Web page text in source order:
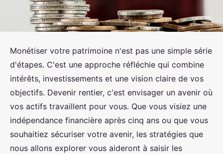
Monétiser votre patrimoine n'est pas une simple série
d'étapes. C'est une approche réfléchie qui combine
intérêts, investissements et une vision claire de vos
objectifs. Devenir rentier, c'est envisager un avenir où
vos actifs travaillent pour vous. Que vous visiez une
indépendance financière après cinq ans ou que vous
souhaitiez sécuriser votre avenir, les stratégies que
nous allons explorer vous aideront à saisir les